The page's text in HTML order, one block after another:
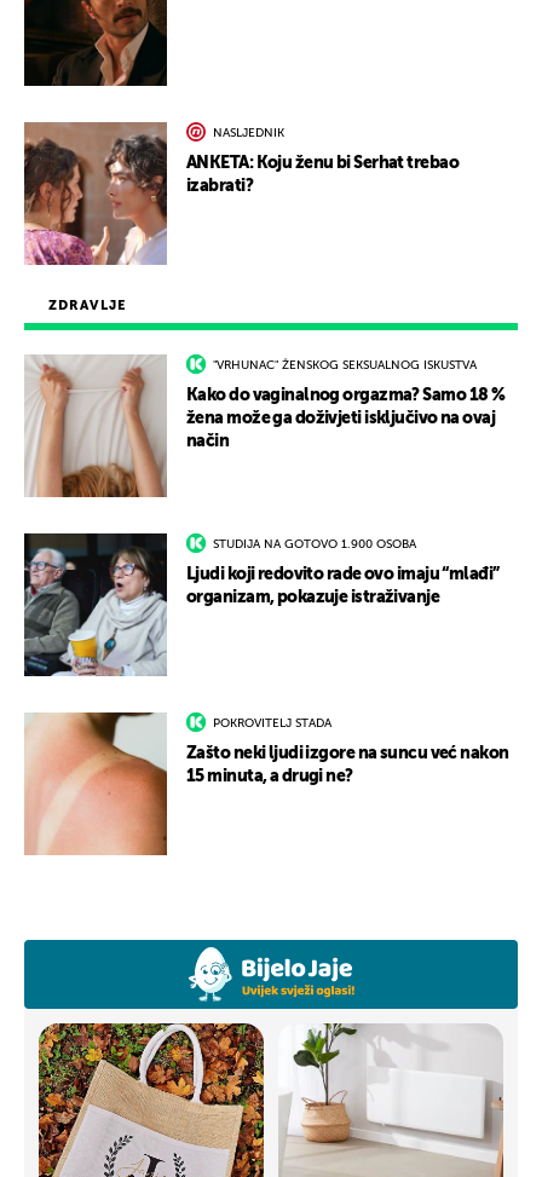
ZDRAVLJE
"VRHUNAC" ŽENSKOG SEKSUALNOG ISKUSTVA
Kako do vaginalnog orgazma? Samo 18 %
žena može ga doživjeti isključivo na ovaj
način
STUDIJA NA GOTOVO 1.900 OSOBA
Ljudi koji redovito rade ovo imaju “mlađi”
organizam, pokazuje istraživanje
POKROVITELJ STADA
Zašto neki ljudi izgore na suncu već nakon
15 minuta, a drugi ne?
NASLJEDNIK
ANKETA: Koju ženu bi Serhat trebao
izabrati?